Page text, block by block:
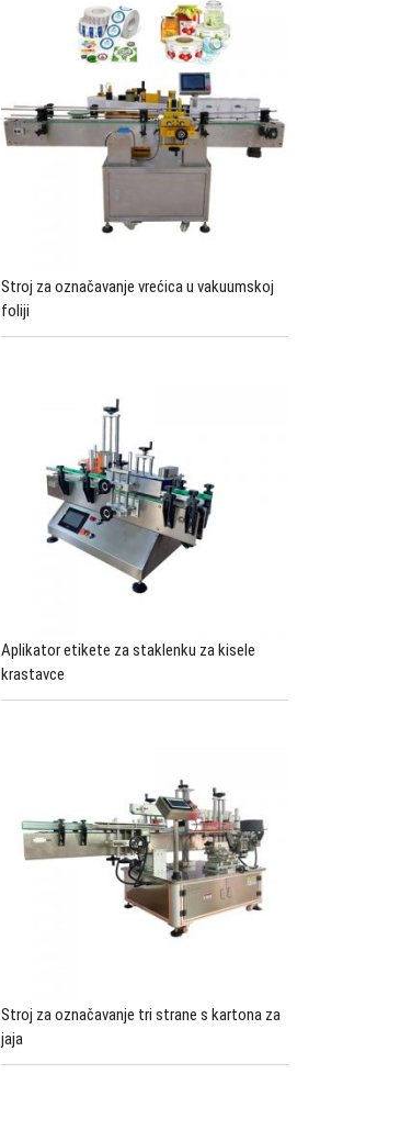
Stroj za označavanje vrećica u vakuumskoj
foliji
Aplikator etikete za staklenku za kisele
krastavce
Stroj za označavanje tri strane s kartona za
jaja